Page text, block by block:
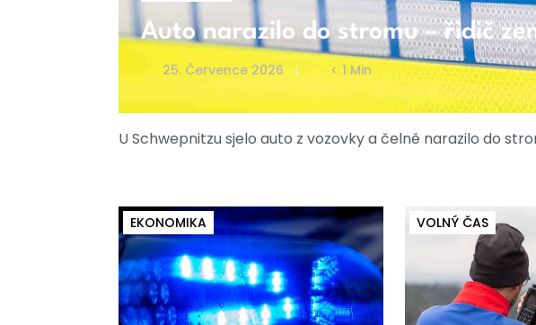
Auto narazilo do stromu – řidič
25. Července 2026 < 1 Min
U Schwepnitzu sjelo auto z vozovky a čelně narazilo do
EKONOMIKA VOLNÝ ČAS